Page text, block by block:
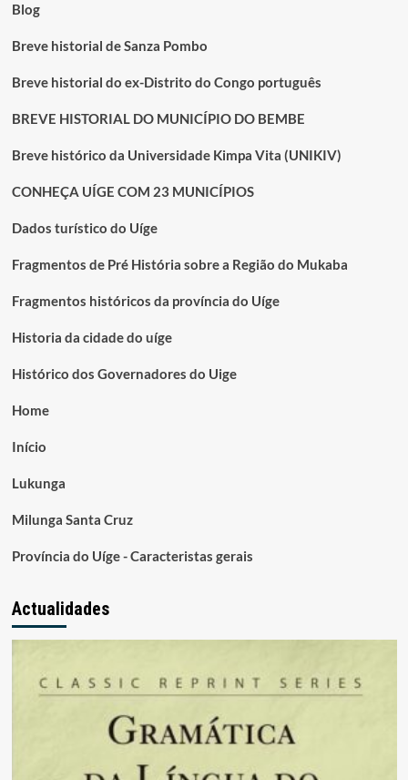
NO
Blog
Breve historial de Sanza Pombo
Breve historial do ex-Distrito do Congo português
BREVE HISTORIAL DO MUNICÍPIO DO BEMBE
Breve histórico da Universidade Kimpa Vita (UNIKIV)
CONHEÇA UÍGE COM 23 MUNICÍPIOS
Dados turístico do Uíge
Fragmentos de Pré História sobre a Região do Mukaba
Fragmentos históricos da província do Uíge
Historia da cidade do uíge
Histórico dos Governadores do Uige
Home
Início
Lukunga
Milunga Santa Cruz
Província do Uíge - Caracteristas gerais
Actualidades